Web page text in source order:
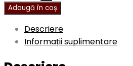
Adaugă în coș
Descriere
Informații suplimentare